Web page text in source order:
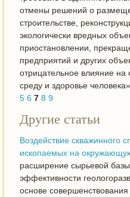
отмены решений о
строительстве,
экологически вредных
приостановлении,
предприятий и других
отрицательное влияние
среду и здоровье
5 6 7 8 9
Другие статьи
Воздействие скважинного
ископаемых на
расширение сырьевой
эффективности
основе совершенствования